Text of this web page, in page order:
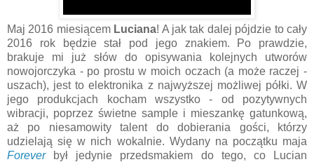
Maj 2016 miesiącem Luciana! A jak tak dalej pójdzie to cały
2016 rok będzie stał pod jego znakiem. Po prawdzie,
brakuje mi już słów do opisywania kolejnych utworów
nowojorczyka - po prostu w moich oczach (a może raczej -
uszach), jest to elektronika z najwyższej możliwej półki. W
jego produkcjach kocham wszystko - od pozytywnych
wibracji, poprzez świetne sample i mieszankę gatunkową,
aż po niesamowity talent do dobierania gości, którzy
udzielają się w nich wokalnie. Wydany na początku maja
Foreverbył jedynie przedsmakiem do tego, co Lucian